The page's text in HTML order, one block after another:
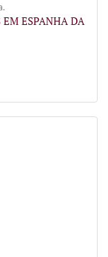
EM ESPANHA DA